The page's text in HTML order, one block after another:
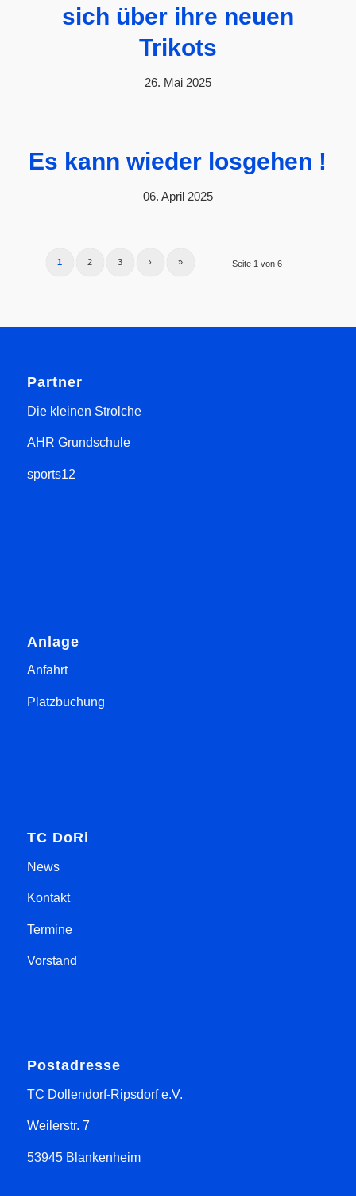
sich über ihre neuen
Trikots
26. Mai 2025
Es kann wieder losgehen !
06. April 2025
Seite 1 von 6
1 2 3 › »
Partner
Die kleinen Strolche
AHR Grundschule
sports12
Anlage
Anfahrt
Platzbuchung
TC DoRi
News
Kontakt
Termine
Vorstand
Postadresse
TC Dollendorf-Ripsdorf e.V.
Weilerstr. 7
53945 Blankenheim